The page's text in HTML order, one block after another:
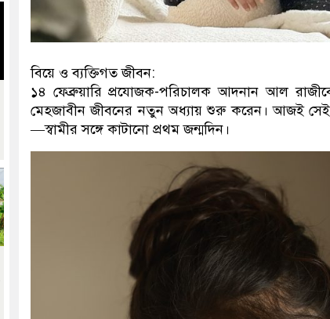
বিয়ে ও ব্যক্তিগত জীবন:
১৪ ফেব্রুয়ারি প্রযোজক-পরিচালক আদনান আল
মেহজাবীন জীবনের নতুন অধ্যায় শুরু করেন। আজই
—স্বামীর সঙ্গে কাটানো প্রথম জন্মদিন।